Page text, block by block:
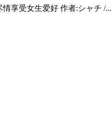
享受女生爱好 作者:シャチ /...